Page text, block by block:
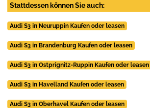
Stattdessen können Sie auch:
Audi S3 in Neuruppin Kaufen oder leasen
Audi S3 in Brandenburg Kaufen oder leasen
Audi S3 in Ostprignitz-Ruppin Kaufen oder leasen
Audi S3 in Havelland Kaufen oder leasen
Audi S3 in Oberhavel Kaufen oder leasen